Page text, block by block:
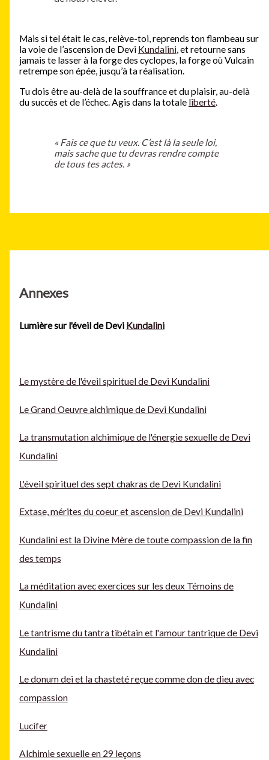
Annexes
Lumière sur l'éveil de Devi Kundalini
Le mystère de l'éveil spirituel de Devi Kundalini
Le Grand Oeuvre alchimique de Devi Kundalini
La transmutation alchimique de l'énergie sexuelle de Devi
Kundalini
L'éveil spirituel des sept chakras de Devi Kundalini
Extase, mérites du coeur et ascension de Devi Kundalini
Kundalini est la Divine Mère de toute compassion de la fin
des temps
La méditation avec exercices sur les deux Témoins de
Kundalini
Le tantrisme du tantra tibétain et l'amour tantrique de Devi
Kundalini
Le donum dei et la chasteté reçue comme don de dieu avec
compassion
Lucifer
Alchimie sexuelle en 29 leçons
Mais si tel était le cas, relève-toi, reprends ton flambeau sur
la voie de l’ascension de Devi Kundalini, et retourne sans
jamais te lasser à la forge des cyclopes, la forge où Vulcain
retrempe son épée, jusqu’à ta réalisation.
Tu dois être au-delà de la souffrance et du plaisir, au-delà
du succès et de l’échec. Agis dans la totale liberté.
« Fais ce que tu veux. C’est là la seule loi,
mais sache que tu devras rendre compte
de tous tes actes. »